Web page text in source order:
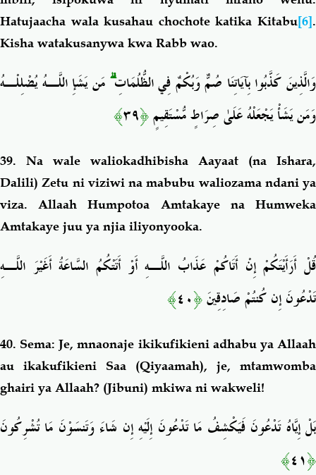
Hatujaacha wala kusahau chochote katika Kitabu[6].
Kisha watakusanywa kwa Rabb wao.
وَالَّذِينَ كَذَّبُوا بِآيَاتِنَا صُمٌّ وَبُكْمٌ فِي الظُّلُمَاتِۗمَن يَشَإِ اللَّـهُ يُضْلِلْـهُ
وَمَن يَشَأْ يَجْعَلْهُ عَلَىٰ صِرَاطٍ مُّسْتَقِيمٍ﴿٣٩﴾
39. Na wale waliokadhibisha Aayaat (na Ishara,
Dalili) Zetu ni viziwi na mabubu waliozama ndani ya
viza. Allaah Humpotoa Amtakaye na Humweka
Amtakaye juu ya njia iliyonyooka.
قُلْ أَرَأَيْتَكُمْ إِنْ أَتَاكُمْ عَذَابُ اللَّـهِ أَوْ أَتَتْكُمُ السَّاعَةُ أَغَيْرَ اللَّـهِ
تَدْعُونَ إِن كُنتُمْ صَادِقِينَ﴿٤٠﴾
40. Sema: Je, mnaonaje ikikufikieni adhabu ya Allaah
au ikakufikieni Saa (Qiyaamah), je, mtamwomba
ghairi ya Allaah? (Jibuni) mkiwa ni wakweli!
بَلْ إِيَّاهُ تَدْعُونَ فَيَكْشِفُ مَا تَدْعُونَ إِلَيْهِ إِن شَاءَ وَتَنسَوْنَ مَا تُشْرِكُونَ
﴿٤١﴾